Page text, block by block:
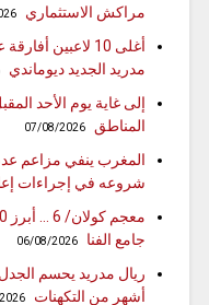
مراكش الاستثماري
مدريد الجديد ديوماندي
إلى غاية يوم الأحد
المناطق
07/08/2026
المغرب ينفي مزاعم
شروعه في إجراءات
جامع الفنا
06/08/2026
أشهر من التكهنات